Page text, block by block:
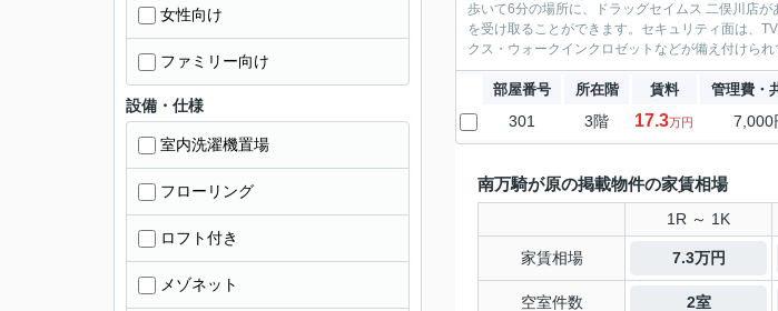
歩いて6分の場所に、ドラッグセイムス 二俣川店
を受け取ることができます。セキュリティ面は、
クス・ウォークインクロゼットなどが備え付けら
部屋番号 所在階 賃料 管理費・
301 3階 17.3万円 7,000
南万騎が原の掲載物件の家賃相場
1R ～ 1K
家賃相場 7.3万円
空室件数 2室
女性向け
ファミリー向け
設備・仕様
室内洗濯機置場
フローリング
ロフト付き
メゾネット